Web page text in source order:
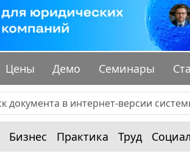
Цены Демо Семинары
Бизнес Практика Труд